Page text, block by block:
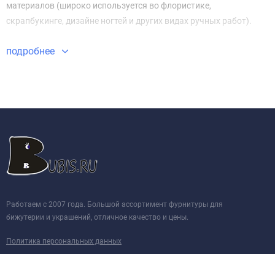
материалов (широко используется во флористике,
скрапбукинге, дизайне ногтей и других видах ручных работ).
подробнее
Работаем с 2007 года. Большой ассортимент фурнитуры для
бижутерии и украшений, отличное качество и цены.
Политика персональных данных